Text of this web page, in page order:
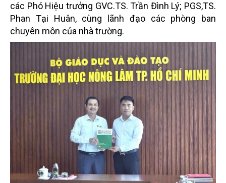
các Phó Hiệu trưởng GVC.TS. Trần Đình Lý; PGS,TS.
Phan Tại Huân, cùng lãnh đạo các phòng ban
chuyên môn của nhà trường.